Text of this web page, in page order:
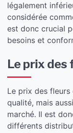
légalement
considérée
est donc crucial
besoins et
Le prix des
Le prix des
qualité, mais
marché. Il est
différents